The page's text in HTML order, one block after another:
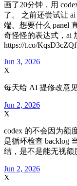
画了20分钟，用
了。 之前还尝试让
端。想要什么 panel
奇怪怪的表达式，ai
https://t.co/
Jun 3, 2026
X
每天给 AI 提修改意
Jun 2, 2026
X
codex 的不会因为额
是循环检查 backlog
结，是不是能无视额
Jun 2, 2026
X